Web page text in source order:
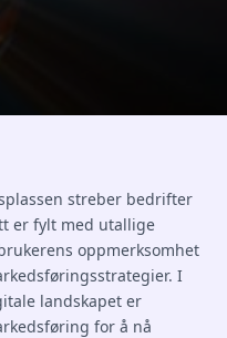
streber bedrifter
er fylt med utallige
oppmerksomhet
I
landskapet er
for å nå